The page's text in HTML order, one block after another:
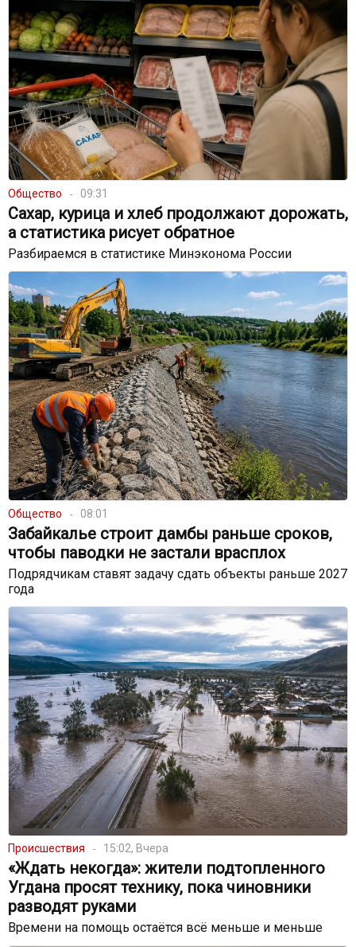
Общество 09:31
Сахар, курица и хлеб продолжают дорожать,
а статистика рисует обратное
Разбираемся в статистике Минэконома России
Общество 08:01
Забайкалье строит дамбы раньше сроков,
чтобы паводки не застали врасплох
Подрядчикам ставят задачу сдать объекты раньше 2027
года
Происшествия 15:02, Вчера
«Ждать некогда»: жители подтопленного
Угдана просят технику, пока чиновники
разводят руками
Времени на помощь остаётся всё меньше и меньше